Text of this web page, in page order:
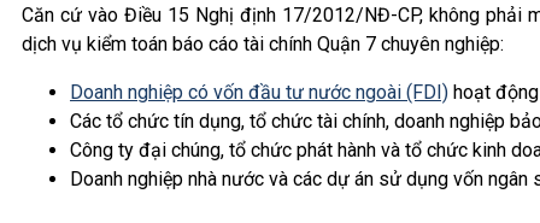
Căn cứ vào Điều 15 Nghị định 17/2012/NĐ-CP, không phải
dịch vụ kiểm toán báo cáo tài chính Quận 7 chuyên nghiệp:
Doanh nghiệp có vốn đầu tư nước ngoài (FDI) hoạt
Các tổ chức tín dụng, tổ chức tài chính, doanh nghiệp
Công ty đại chúng, tổ chức phát hành và tổ chức kinh
Doanh nghiệp nhà nước và các dự án sử dụng vốn ngân